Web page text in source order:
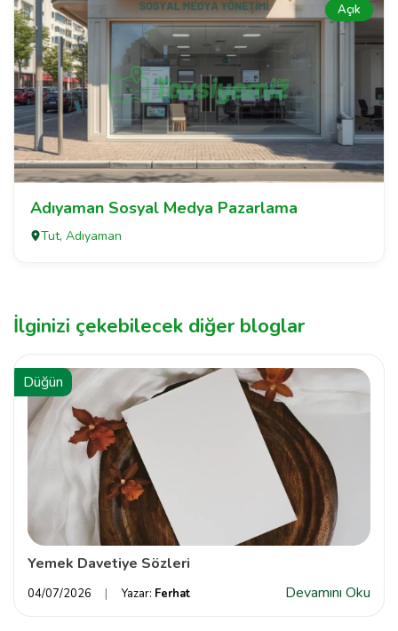
Açık
Adıyaman Sosyal Medya Pazarlama
Tut, Adıyaman
İlginizi çekebilecek diğer bloglar
Düğün
Yemek Davetiye Sözleri
04/07/2026 Yazar: Ferhat Devamını Oku